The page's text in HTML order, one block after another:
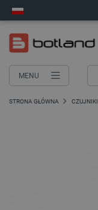
MENU
STRONA GŁÓWNA CZUJNIKI